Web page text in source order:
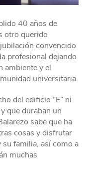
40 años de
otro querido
convencido
profesional dejando
ambiente y el
universitaria.
del edificio “E” ni
que duraban un
sabe que ha
cosas y disfrutar
familia, así como a
muchas